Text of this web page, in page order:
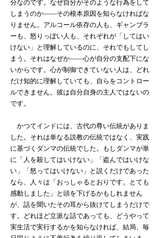
分なのです。なぜ自分がそのような行為をして
しまうのか――その根本原因を知らなければな
りません。アルコール依存の人も、ギャンブラ
ーも、怒りっぽい人も、それぞれが「してはい
けない」と理解しているのに、それでもしてし
まう。それはなぜか――心が自分の支配下にな
いからです。心が制御できていない人は、どれ
だけ知的に理解していても、自らをコントロー
ルできません。彼は自分自身の主人ではないの
です。
かつてインドには、古代の尊い伝統がありま
した。それは単なる説教の伝統ではなく、実践
に基づくダンマの伝統でした。もしダンマが単
に「人を殺してはいけない」「盗んではいけな
い」「怒ってはいけない」と説くだけであった
なら、人々は「おっしゃるとおりです。とても
感動しました」と頭を下げるかもしれません
が、話を聞いたその耳から抜けてしまうだけで
す。どれほど立派な話であっても、どうやって
実生活で実行するかを知らなければ、結局、毎